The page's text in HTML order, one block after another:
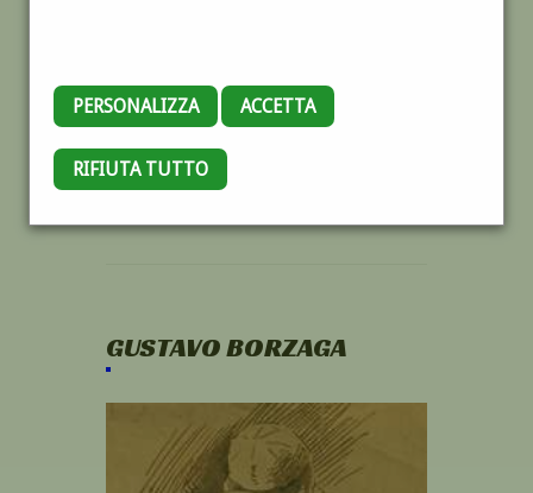
PERSONALIZZA ACCETTA
RIFIUTA TUTTO
GUSTAVO BORZAGA